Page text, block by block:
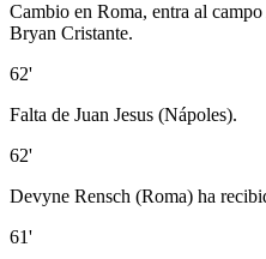
Cambio en Roma, entra al
Bryan Cristante.
62'
Falta de Juan Jesus (Nápoles).
62'
Devyne Rensch (Roma) ha
61'